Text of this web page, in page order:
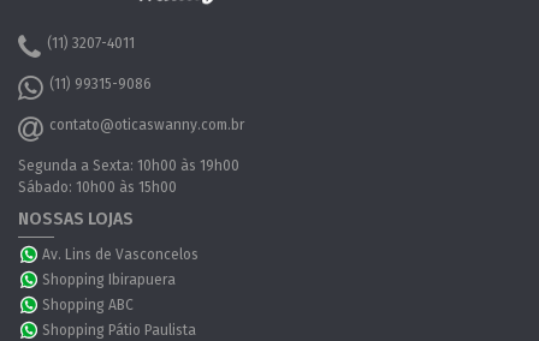
(11) 3207-4011
(11) 99315-9086
contato@oticaswanny.com.br
Segunda a Sexta: 10h00 às 19h00
Sábado: 10h00 às 15h00
NOSSAS LOJAS
Av. Lins de Vasconcelos
Shopping Ibirapuera
Shopping ABC
Shopping Pátio Paulista